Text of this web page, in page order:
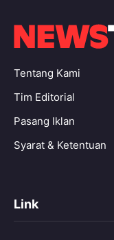
Tentang Kami
Tim Editorial
Pasang Iklan
Syarat & Ketentuan
Link